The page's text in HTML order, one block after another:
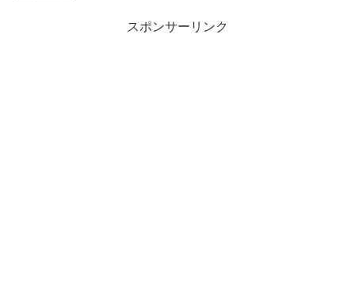
スポンサーリンク